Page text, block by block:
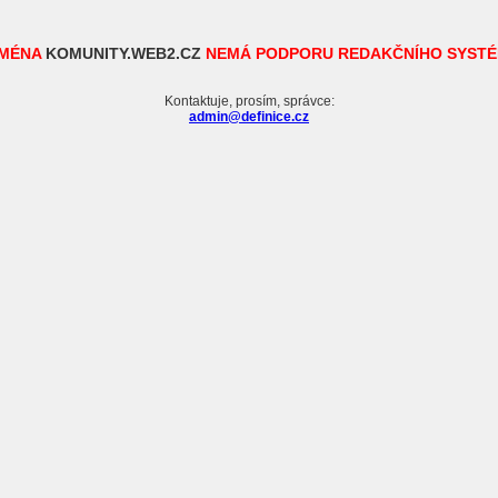
KOMUNITY.WEB2.CZ NEMÁ PODPORU REDAKČNÍHO
Kontaktuje, prosím, správce:
admin@definice.cz